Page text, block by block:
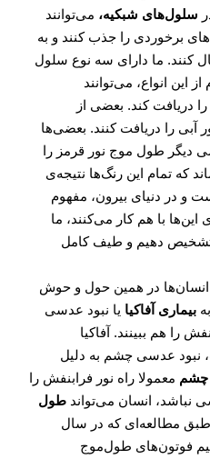
سلول‌های شبکیه، می‌توانند
برخوردی را جذب کنند و به
کنند. ما دارای سه نوع سلول
انواع، می‌توانند
دریافت کند. بعضی از
آبی را دریافت کنند. بعضی‌ها
دیگر طول موج نور قرمز را
که تمام این رنگ‌ها نتیجه‌ی
و در دنیای بیرون، مفهوم
با هم کار می‌کنند، ما
تشخیص دهیم و طیف کامل
انسان‌ها در همین حول و حوش
بیماری آفاکیا یا نبود عدسی
را هم ببینند. آفاکیا
نبود عدسی چشم به دلیل
معمولا راه نور فرابنفش را
نباشد، انسان می‌تواندطول
طبق مطالعه‌ای که در سال
فوتون‌های طول‌موج